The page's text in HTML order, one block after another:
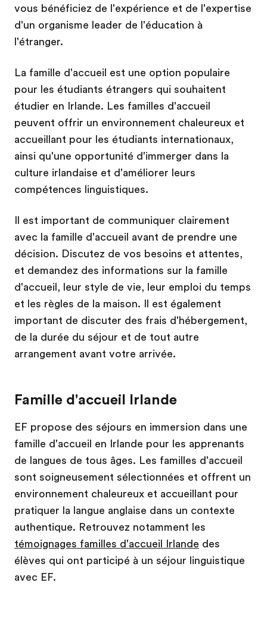
vous bénéficiez de l'expérience et de l'expertise
d'un organisme leader de l'éducation à
l'étranger.
La famille d'accueil est une option populaire
pour les étudiants étrangers qui souhaitent
étudier en Irlande. Les familles d'accueil
peuvent offrir un environnement chaleureux et
accueillant pour les étudiants internationaux,
ainsi qu'une opportunité d'immerger dans la
culture irlandaise et d'améliorer leurs
compétences linguistiques.
Il est important de communiquer clairement
avec la famille d'accueil avant de prendre une
décision. Discutez de vos besoins et attentes,
et demandez des informations sur la famille
d'accueil, leur style de vie, leur emploi du temps
et les règles de la maison. Il est également
important de discuter des frais d'hébergement,
de la durée du séjour et de tout autre
arrangement avant votre arrivée.
Famille d'accueil Irlande
EF propose des séjours en immersion dans une
famille d'accueil en Irlande pour les apprenants
de langues de tous âges. Les familles d'accueil
sont soigneusement sélectionnées et offrent un
environnement chaleureux et accueillant pour
pratiquer la langue anglaise dans un contexte
authentique. Retrouvez notamment les
témoignages familles d'accueil Irlande des
élèves qui ont participé à un séjour linguistique
avec EF.